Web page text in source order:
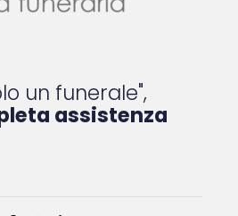
un funerale",
assistenza